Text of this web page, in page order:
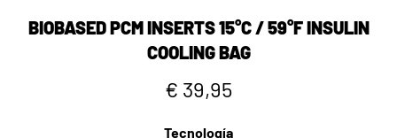
BIOBASED PCM INSERTS 15°C / 59°F INSULIN
COOLING BAG
€ 39,95
Tecnología